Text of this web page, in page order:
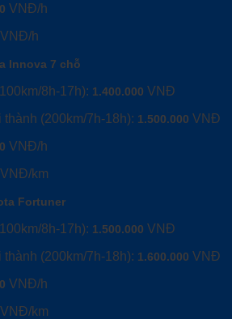
VNĐ/h
VNĐ/h
Innova 7 chỗ
8h-17h): 1.400.000 VNĐ
(200km/7h-18h): 1.500.000 VNĐ
VNĐ/h
VNĐ/km
Fortuner
8h-17h): 1.500.000 VNĐ
(200km/7h-18h): 1.600.000 VNĐ
VNĐ/h
VNĐ/km